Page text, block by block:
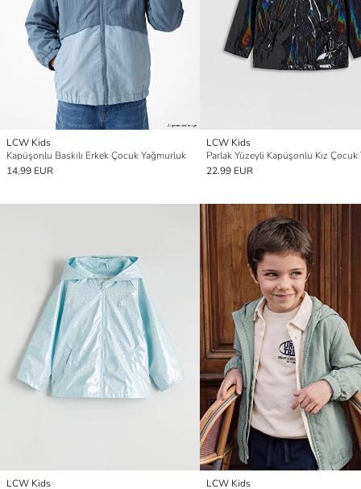
LCW Kids
Kapüşonlu Baskılı Erkek Çocuk Yağmurluk
14.99 EUR
LCW Kids
22.99 EUR
LCW Kids
LCW Kids